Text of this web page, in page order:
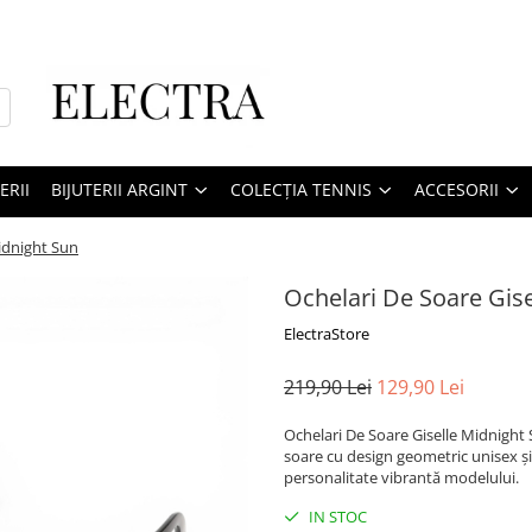
BIJUTERII ARGINT COLECȚIA TENNIS ACCESORII
Sun
Ochelari De Soare
ElectraStore
219,90 Lei 129,90 Lei
Ochelari De Soare Giselle
soare cu design geometric unisex
personalitate vibrantă modelului.
IN STOC